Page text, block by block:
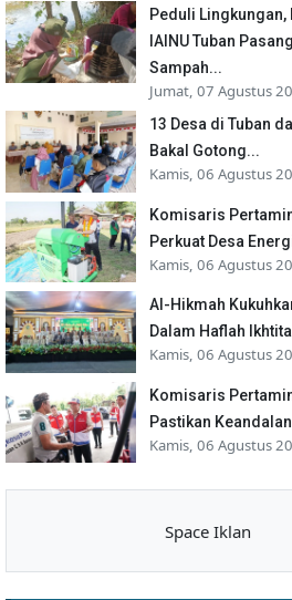
Peduli Lingkungan,
IAINU Tuban
Sampah...
Jumat, 07 Agustus
13 Desa di Tuban
Bakal Gotong...
Kamis, 06 Agustus
Komisaris
Perkuat Desa
Kamis, 06 Agustus
Al-Hikmah
Dalam Haflah
Kamis, 06 Agustus
Komisaris
Pastikan
Kamis, 06 Agustus
Space Iklan